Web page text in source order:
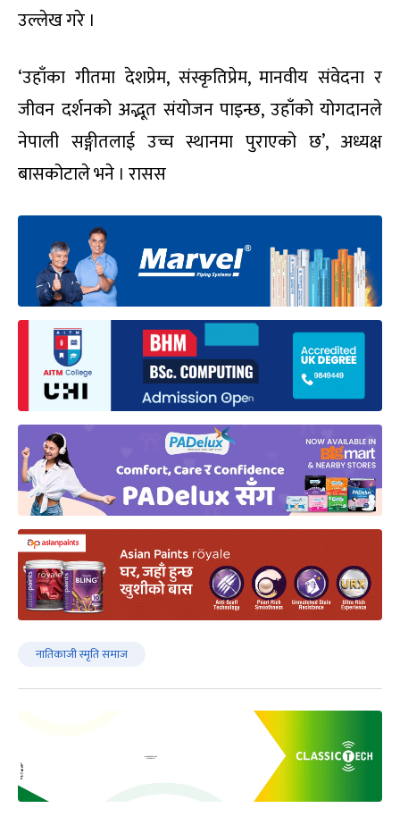
उल्लेख गरे ।
‘उहाँका गीतमा देशप्रेम, संस्कृतिप्रेम, मानवीय संवेदना र
जीवन दर्शनको अद्भूत संयोजन पाइन्छ, उहाँको योगदानले
नेपाली सङ्गीतलाई उच्च स्थानमा पुराएको छ’, अध्यक्ष
बासकोटाले भने । रासस
नातिकाजी स्मृति समाज